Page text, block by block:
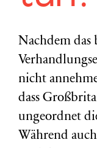
Nachdem das
nicht
dass
ungeordnet
Während